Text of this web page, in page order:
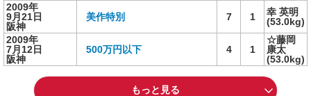
2009年
9月21日
阪神
美作特別 7 1
幸 英明
(53.0kg)
2009年
7月12日
阪神
500万円以下 4 1
☆藤岡
康太
(53.0kg)
もっと見る